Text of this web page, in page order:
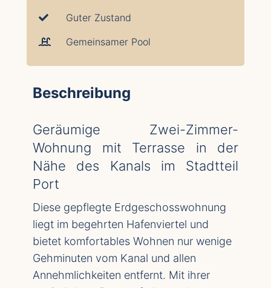
Guter Zustand
Gemeinsamer Pool
Beschreibung
Geräumige Zwei-Zimmer-
Wohnung mit Terrasse in der
Nähe des Kanals im Stadtteil
Port
Diese gepflegte Erdgeschosswohnung
liegt im begehrten Hafenviertel und
bietet komfortables Wohnen nur wenige
Gehminuten vom Kanal und allen
Annehmlichkeiten entfernt. Mit ihrer